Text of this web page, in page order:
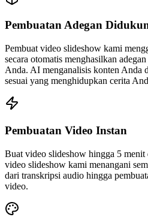
Pembuatan Adegan
Pembuat video slideshow kami
secara otomatis menghasilkan
Anda. AI menganalisis konten Anda
sesuai yang menghidupkan cerita
Pembuatan Video Instan
Buat video slideshow hingga 5
video slideshow kami menangani
dari transkripsi audio hingga
video.